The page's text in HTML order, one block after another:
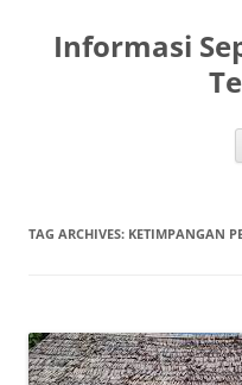
content
Informasi
TAG ARCHIVES: KETIMPANGAN